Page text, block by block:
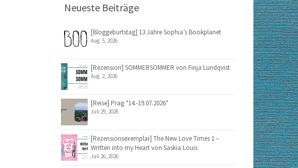
Neueste Beiträge
[Bloggeburtstag] 13 Jahre Sophia’s Bookplanet
Aug. 5, 2026
[Rezension] SOMMERSOMMER von Finja Lundqvist
Aug. 2, 2026
[Reise] Prag *14.-19.07.2026*
Juli 29, 2026
[Rezensionsexemplar] The New Love Times 1 –
Written into my Heart von Saskia Louis
Juli 26, 2026